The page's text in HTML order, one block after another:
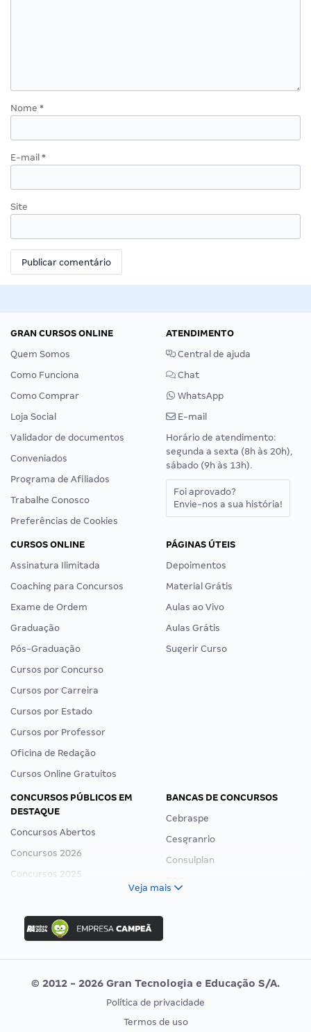
Nome *
E-mail *
Site
GRAN CURSOS ONLINE
Quem Somos
Como Funciona
Como Comprar
Loja Social
Validador de documentos
Conveniados
Programa de Afiliados
Trabalhe Conosco
Preferências de Cookies
ATENDIMENTO
Central de ajuda
Chat
WhatsApp
E-mail
Horário de atendimento:
segunda a sexta (8h às 20h),
sábado (9h às 13h).
Foi aprovado?
Envie-nos a sua história!
CURSOS ONLINE
Assinatura Ilimitada
Coaching para Concursos
Exame de Ordem
Graduação
Pós-Graduação
Cursos por Concurso
Cursos por Carreira
Cursos por Estado
Cursos por Professor
Oficina de Redação
Cursos Online Gratuitos
PÁGINAS ÚTEIS
Depoimentos
Material Grátis
Aulas ao Vivo
Aulas Grátis
Sugerir Curso
CONCURSOS PÚBLICOS EM
DESTAQUE
Concursos Abertos
Concursos 2026
Concursos 2025
Concurso Ibama
Concurso MPU
Editais publicados
BANCAS DE CONCURSOS
Cebraspe
Cesgranrio
Consulplan
Vunesp
CONCURSOS POR PROFISSÃO
EXAME DE ORDEM
Veja mais
© 2012 - 2026 Gran Tecnologia e Educação S/A.
Política de privacidade
Termos de uso